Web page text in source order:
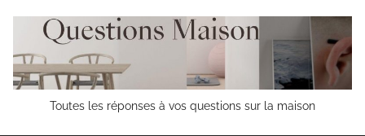
contenu
Questions
Toutes les réponses à vos questions sur la maison